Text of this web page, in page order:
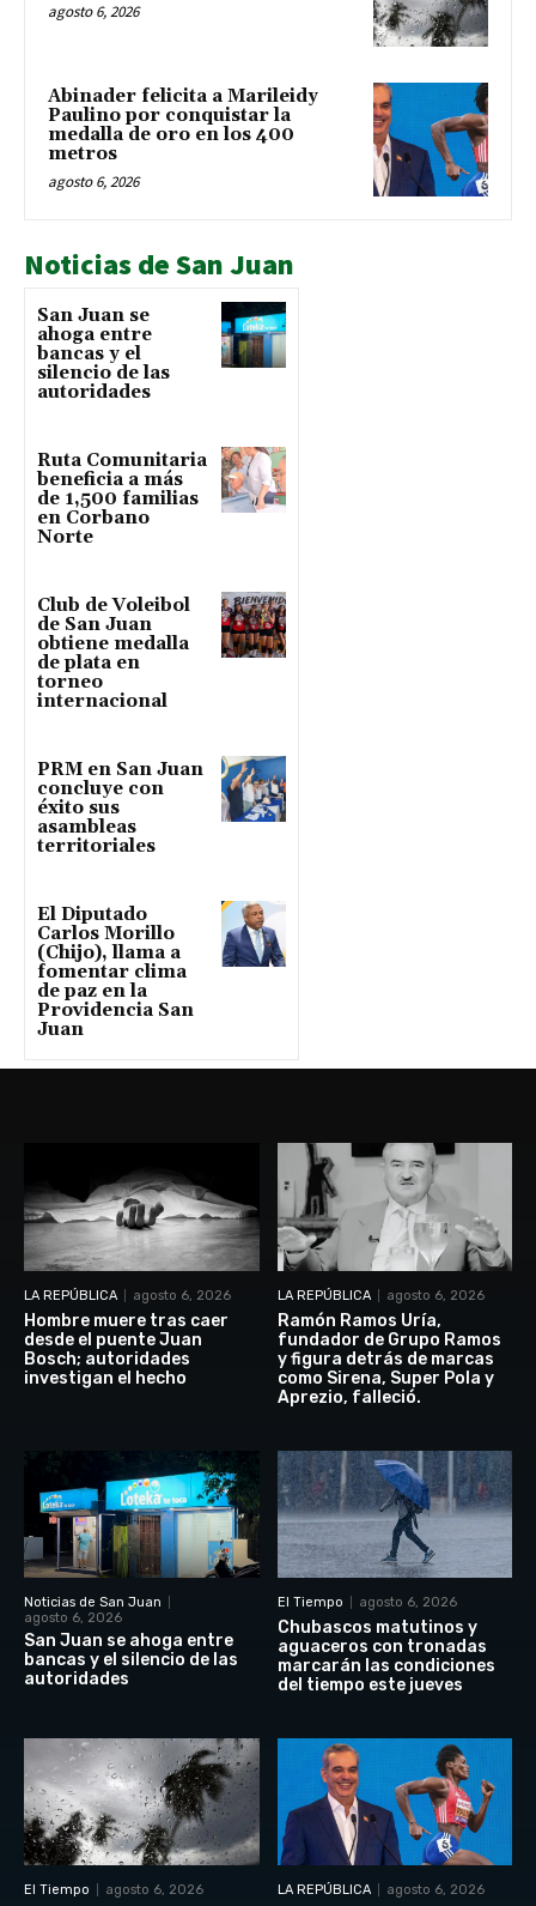
agosto 6, 2026
Abinader felicita a Marileidy
Paulino por conquistar la
medalla de oro en los 400
metros
agosto 6, 2026
Noticias de San Juan
San Juan se
ahoga entre
bancas y el
silencio de las
autoridades
Ruta Comunitaria
beneficia a más
de 1,500 familias
en Corbano
Norte
Club de Voleibol
de San Juan
obtiene medalla
de plata en
torneo
internacional
PRM en San Juan
concluye con
éxito sus
asambleas
territoriales
El Diputado
Carlos Morillo
(Chijo), llama a
fomentar clima
de paz en la
Providencia San
Juan
LA REPÚBLICA agosto 6, 2026
Hombre muere tras caer
desde el puente Juan
Bosch; autoridades
investigan el hecho
LA REPÚBLICA agosto 6, 2026
Ramón Ramos Uría,
fundador de Grupo Ramos
y figura detrás de marcas
como Sirena, Super Pola y
Aprezio, falleció.
Noticias de San Juan
agosto 6, 2026
San Juan se ahoga entre
bancas y el silencio de las
autoridades
El Tiempo agosto 6, 2026
Chubascos matutinos y
aguaceros con tronadas
marcarán las condiciones
del tiempo este jueves
El Tiempo agosto 6, 2026 LA REPÚBLICA agosto 6, 2026